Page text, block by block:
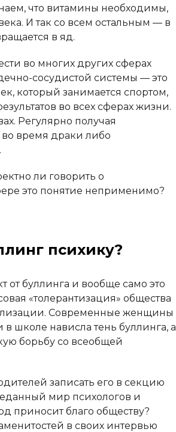
что витамины необходимы,
И так со всем остальным — в
в яд.
во многих других сферах
сосудистой системы — это
который занимается спортом,
во всех сферах жизни.
Регулярно получая
во время драки либо
ли говорить о
это понятие неприменимо?
психику?
от буллинга и вообще само это
«толерантизация» общества
Современные женщины
школе нависла тень буллинга, а
борьбу со всеобщей
записать его в секцию
мир психологов и
приносит благо обществу?
в своих интервью